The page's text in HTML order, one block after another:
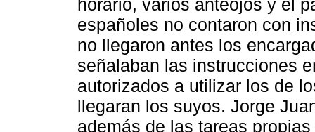
horario, varios anteojos y el
españoles no contaron con
no llegaron antes los
señalaban las instrucciones
autorizados a utilizar los de
llegaran los suyos. Jorge
además de las tareas